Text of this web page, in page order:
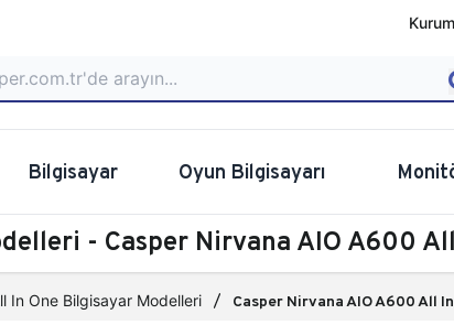
Bilgisayar Oyun Bilgisayarı
- Casper Nirvana AIO A600
In One Bilgisayar Modelleri Casper Nirvana AIO A600 All